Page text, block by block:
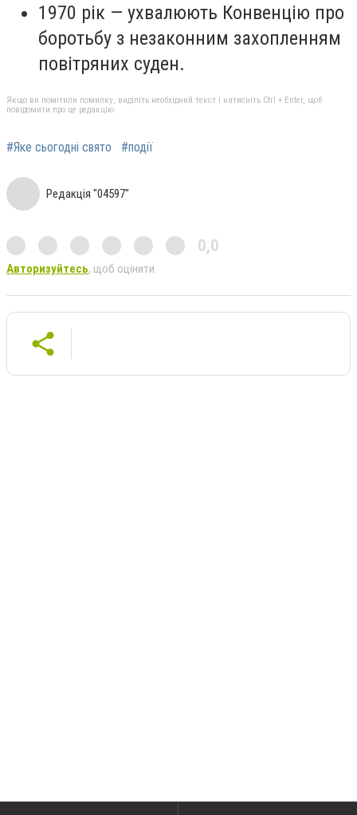
1970 рік — ухвалюють Конвенцію про
боротьбу з незаконним захопленням
повітряних суден.
Якщо ви помітили помилку, виділіть необхідний текст і натисніть Ctrl + Enter, щоб
повідомити про це редакцію
#Яке сьогодні свято #події
Редакція "04597"
0,0
Авторизуйтесь, щоб оцінити